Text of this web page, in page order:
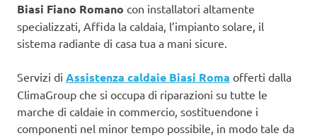
Biasi Fiano Romano con installatori altamente
specializzati, Affida la caldaia, l’impianto solare, il
sistema radiante di casa tua a mani sicure.
Servizi di Assistenza caldaie Biasi Roma offerti dalla
ClimaGroup che si occupa di riparazioni su tutte le
marche di caldaie in commercio, sostituendone i
componenti nel minor tempo possibile, in modo tale da